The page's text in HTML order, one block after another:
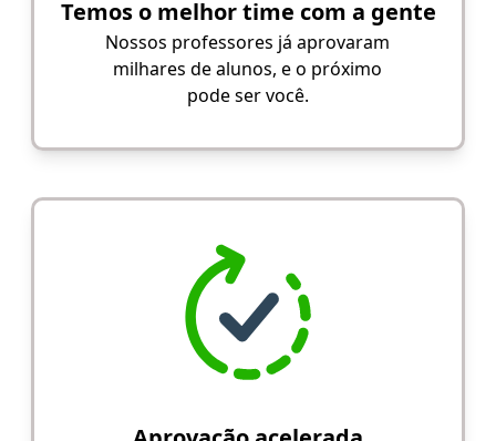
Temos o melhor time com a gente
Nossos professores já aprovaram
milhares de alunos, e o próximo
pode ser você.